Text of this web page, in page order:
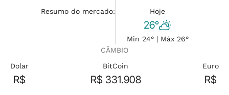
Resumo do mercado:
Hoje
26°
Min 24° | Máx 26°
CÂMBIO
Dolar
R$
BitCoin
R$ 331.908
Euro
R$